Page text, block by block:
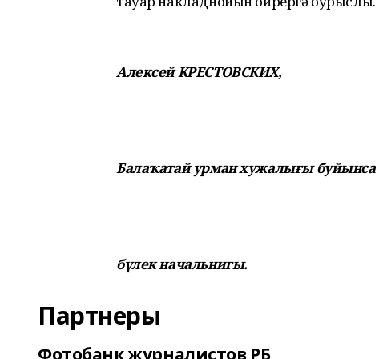
Алексей КРЕСТОВСКИХ,
Балаҡатай урман хужалығы буйынса
бүлек начальнигы.
Партнеры
Фотобанк журналистов РБ